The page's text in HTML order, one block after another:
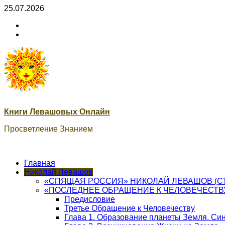
Skip
content
25.07.2026
Книги Левашовых Онлайн
Просветление Знанием
Главная
Николай Левашов
«СПЯЩАЯ РОССИЯ» НИКОЛАЙ ЛЕВАШОВ
«ПОСЛЕДНЕЕ ОБРАЩЕНИЕ К
Предисловие
Третье Обращение к Человечеству
Глава 1. Образование планеты Земля.